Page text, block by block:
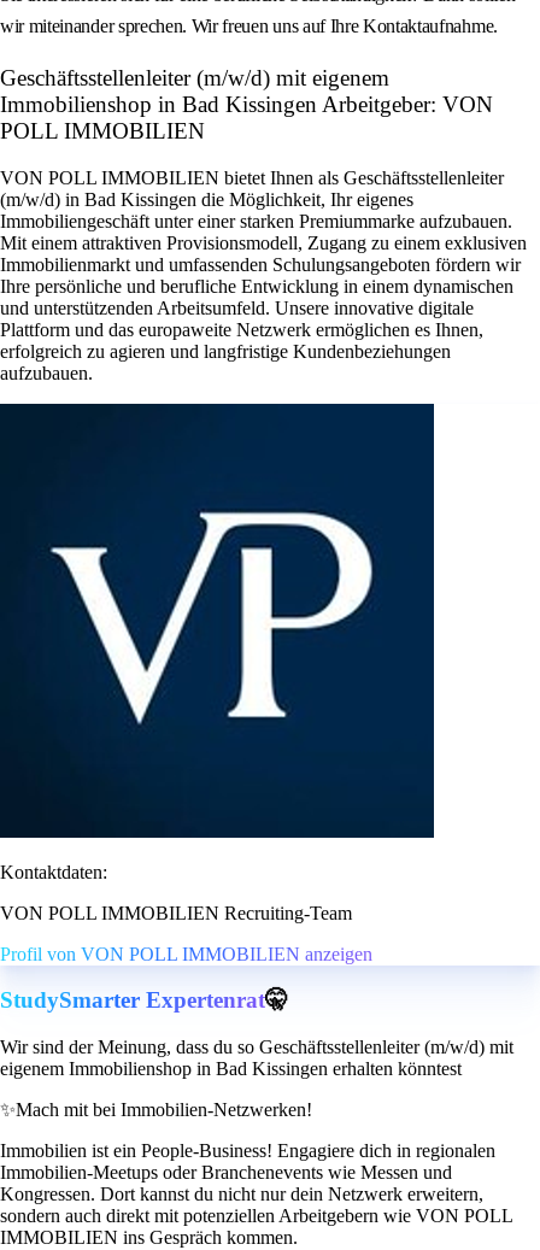
wir miteinander sprechen. Wir freuen uns auf Ihre Kontaktaufnahme.
Geschäftsstellenleiter (m/w/d) mit eigenem
Immobilienshop in Bad Kissingen Arbeitgeber: VON
POLL IMMOBILIEN
VON POLL IMMOBILIEN bietet Ihnen als Geschäftsstellenleiter
(m/w/d) in Bad Kissingen die Möglichkeit, Ihr eigenes
Immobiliengeschäft unter einer starken Premiummarke aufzubauen.
Mit einem attraktiven Provisionsmodell, Zugang zu einem exklusiven
Immobilienmarkt und umfassenden Schulungsangeboten fördern wir
Ihre persönliche und berufliche Entwicklung in einem dynamischen
und unterstützenden Arbeitsumfeld. Unsere innovative digitale
Plattform und das europaweite Netzwerk ermöglichen es Ihnen,
erfolgreich zu agieren und langfristige Kundenbeziehungen
aufzubauen.
Kontaktdaten:
VON POLL IMMOBILIEN Recruiting-Team
Profil von VON POLL IMMOBILIEN anzeigen
StudySmarter Expertenrat🤫
Wir sind der Meinung, dass du so Geschäftsstellenleiter (m/w/d) mit
eigenem Immobilienshop in Bad Kissingen erhalten könntest
✨Mach mit bei Immobilien-Netzwerken!
Immobilien ist ein People-Business! Engagiere dich in regionalen
Immobilien-Meetups oder Branchenevents wie Messen und
Kongressen. Dort kannst du nicht nur dein Netzwerk erweitern,
sondern auch direkt mit potenziellen Arbeitgebern wie VON POLL
IMMOBILIEN ins Gespräch kommen.